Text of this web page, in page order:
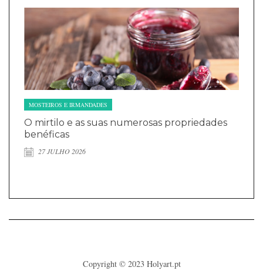
MOSTEIROS E IRMANDADES
O mirtilo e as suas numerosas propriedades
benéficas
27 JULHO 2026
Copyright © 2023 Holyart.pt